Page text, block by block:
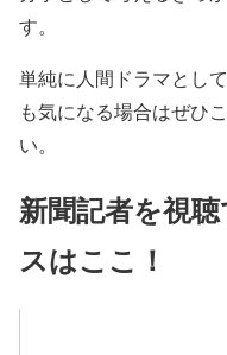
す。
単純に人間ドラマとし
も気になる場合はぜひ
い。
新聞記者を視
スはここ！